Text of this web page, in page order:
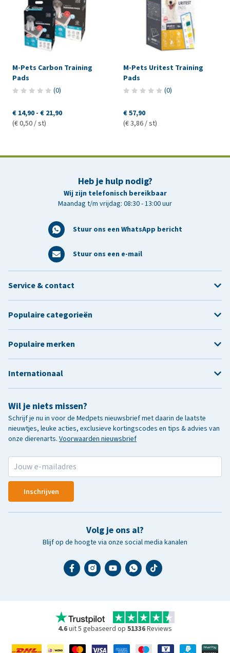
M-Pets Carbon Training
Pads
(0)
€ 14,90 - € 21,90
(€ 0,50 / st)
M-Pets Uritest Training
Pads
(0)
€ 57,90
(€ 3,86 / st)
Heb je hulp nodig?
Wij zijn telefonisch bereikbaar
Maandag t/m vrijdag: 08:30 - 13:00 uur
Stuur ons een WhatsApp bericht
Stuur ons een e-mail
Wil je niets missen?
Schrijf je nu in voor de Medpets nieuwsbrief met daarin de laatste
nieuwtjes, leuke acties, exclusieve kortingscodes en tips & advies van
onze dierenarts. Voorwaarden nieuwsbrief
Inschrijven
Volg je ons al?
Blijf op de hoogte via onze social media kanalen
Service & contact
Populaire categorieën
Populaire merken
Internationaal
4.6uit 5 gebaseerd op 51336Reviews